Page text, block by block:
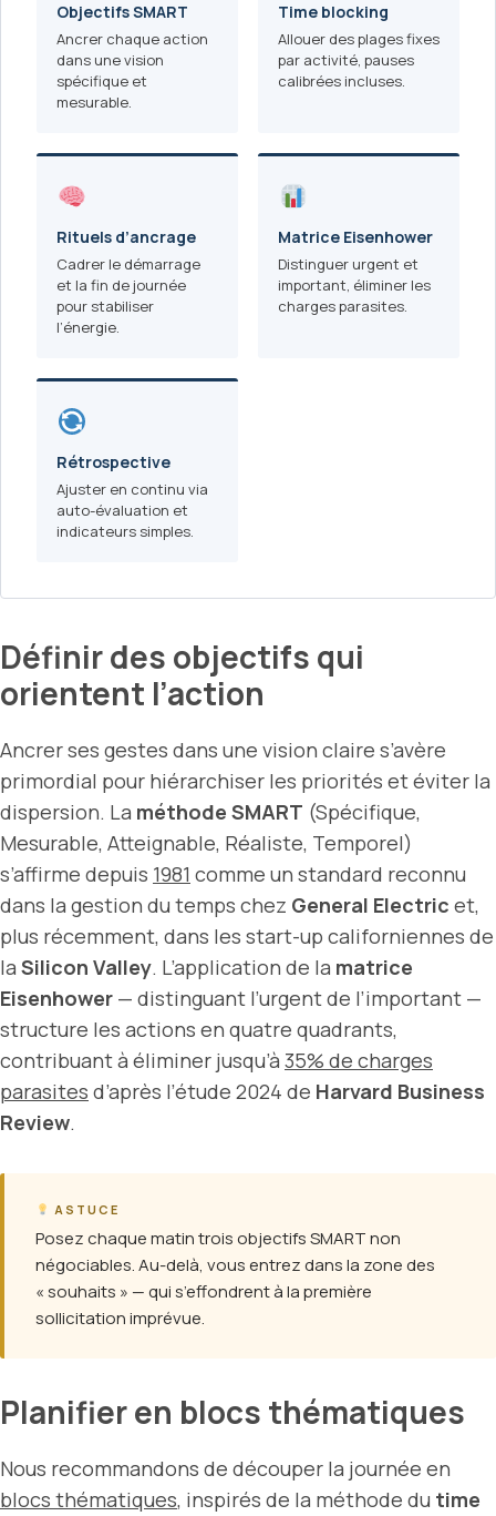
Objectifs SMART
Ancrer chaque action
dans une vision
spécifique et
mesurable.
Time blocking
Allouer des plages fixes
par activité, pauses
calibrées incluses.
Rituels d’ancrage
Cadrer le démarrage
et la fin de journée
pour stabiliser
l’énergie.
Matrice Eisenhower
Distinguer urgent et
important, éliminer les
charges parasites.
Rétrospective
Ajuster en continu via
auto-évaluation et
indicateurs simples.
Définir des objectifs qui
orientent l’action
Ancrer ses gestes dans une vision claire s’avère
primordial pour hiérarchiser les priorités et éviter la
dispersion. La méthode SMART (Spécifique,
Mesurable, Atteignable, Réaliste, Temporel)
s’affirme depuis 1981 comme un standard reconnu
dans la gestion du temps chez General Electric et,
plus récemment, dans les start-up californiennes de
la Silicon Valley. L’application de la matrice
Eisenhower — distinguant l’urgent de l’important —
structure les actions en quatre quadrants,
contribuant à éliminer jusqu’à 35% de charges
parasites d’après l’étude 2024 de Harvard Business
Review.
ASTUCE
Posez chaque matin trois objectifs SMART non
négociables. Au-delà, vous entrez dans la zone des
« souhaits » — qui s’effondrent à la première
sollicitation imprévue.
Planifier en blocs thématiques
Nous recommandons de découper la journée en
blocs thématiques, inspirés de la méthode du time